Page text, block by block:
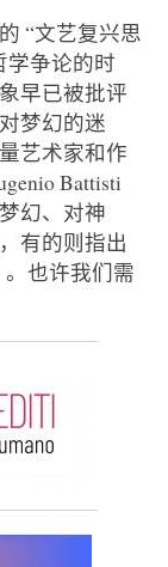
“文艺复兴思
学争论的时
早已被批评
梦幻的迷
艺术家和作
Battisti
幻、对神
有的则指出
也许我们需